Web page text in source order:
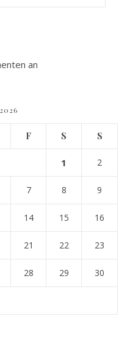
an
F S S
1 2
7 8 9
14 15 16
21 22 23
28 29 30